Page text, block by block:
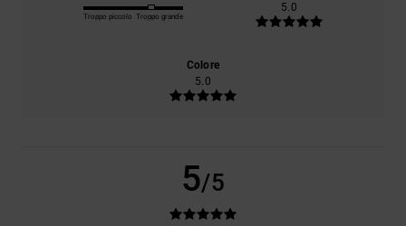
Troppo piccolo Troppo grande
5.0
Colore
5.0
5/5